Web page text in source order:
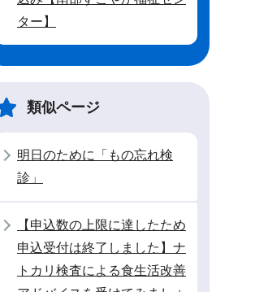
ター】
類似ページ
明日のために「もの忘れ検
診」
【申込数の上限に達したため
申込受付は終了しました】ナ
トカリ検査による食生活改善